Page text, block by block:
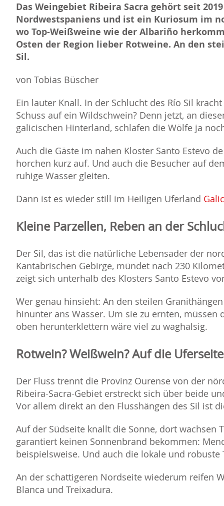
Das Weingebiet Ribeira Sacra gehört seit
Nordwestspaniens und ist ein Kuriosum im
wo Top-Weißweine wie der Albariño
Osten der Region lieber Rotweine. An den
Sil.
von Tobias Büscher
Ein lauter Knall. In der Schlucht des Río Sil
Schuss auf ein Wildschwein? Denn jetzt, an
galicischen Hinterland, schlafen die Wölfe ja
Auch die Gäste im nahen Kloster Santo Estevo
horchen kurz auf. Und auch die Besucher auf
ruhige Wasser gleiten.
Dann ist es wieder still im Heiligen Uferland
Kleine Parzellen, Reben an der
Der Sil, das ist die natürliche Lebensader der
Kantabrischen Gebirge, mündet nach 230
zeigt sich unterhalb des Klosters Santo Estevo
Wer genau hinsieht: An den steilen
hinunter ans Wasser. Um sie zu ernten, müssen
oben herunterklettern wäre viel zu waghalsig.
Rotwein? Weißwein? Auf die
Der Fluss trennt die Provinz Ourense von der
Ribeira-Sacra-Gebiet erstreckt sich über beide
Vor allem direkt an den Flusshängen des Sil ist
Auf der Südseite knallt die Sonne, dort wachsen
garantiert keinen Sonnenbrand bekommen:
beispielsweise. Und auch die lokale und robuste
An der schattigeren Nordseite wiederum reifen
Blanca und Treixadura.